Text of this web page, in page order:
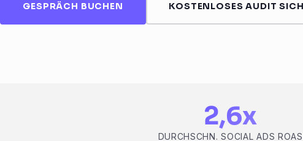
GESPRÄCH BUCHEN KOSTENLOSES AUDIT
2,6x
DURCHSCHN. SOCIAL ADS ROAS